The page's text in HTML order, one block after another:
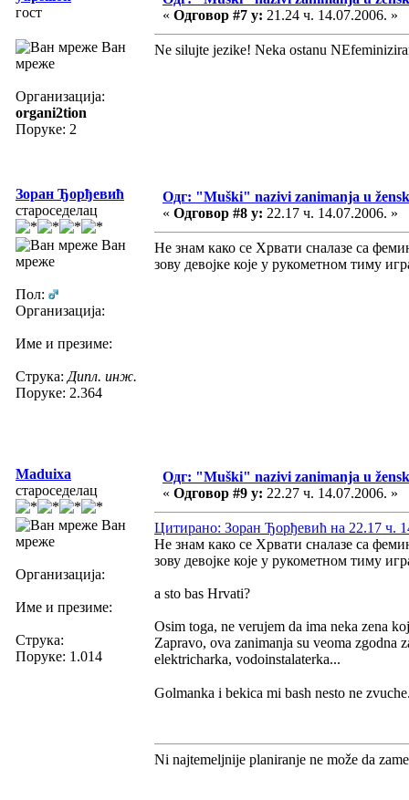
гост
Ван
мреже
Организација:
organi2tion
Поруке: 2
« Одговор #7 у: 21.24 ч. 14.07.2006. »
Ne silujte jezike! Neka ostanu
Зоран Ђорђевић
староседелац
Ван
мреже
Пол:
Организација:
Име и презиме:
Струка: Дипл. инж.
Поруке: 2.364
Одг: "Muški" nazivi zanimanja u
« Одговор #8 у: 22.17 ч. 14.07.2006. »
Не знам како се Хрвати сналазе са
зову девојке које у рукометном тиму
Maduixa
староседелац
Ван
мреже
Организација:
Име и презиме:
Струка:
Поруке: 1.014
Одг: "Muški" nazivi zanimanja u
« Одговор #9 у: 22.27 ч. 14.07.2006. »
Цитирано: Зоран Ђорђевић на 22.17 ч.
Не знам како се Хрвати сналазе са
зову девојке које у рукометном тиму
a sto bas Hrvati?
Osim toga, ne verujem da ima neka zena
Zapravo, ova zanimanja su veoma zgodna
elektricharka, vodoinstalaterka...
Golmanka i bekica mi bash nesto ne
Ni najtemeljnije planiranje ne može da